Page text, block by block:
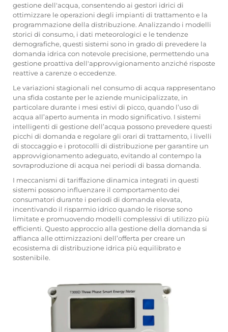
gestione dell'acqua, consentendo ai gestori idrici di
ottimizzare le operazioni degli impianti di trattamento e la
programmazione della distribuzione. Analizzando i modelli
storici di consumo, i dati meteorologici e le tendenze
demografiche, questi sistemi sono in grado di prevedere la
domanda idrica con notevole precisione, permettendo una
gestione proattiva dell'approvvigionamento anziché risposte
reattive a carenze o eccedenze.
Le variazioni stagionali nel consumo di acqua rappresentano
una sfida costante per le aziende municipalizzate, in
particolare durante i mesi estivi di picco, quando l’uso di
acqua all’aperto aumenta in modo significativo. I sistemi
intelligenti di gestione dell’acqua possono prevedere questi
picchi di domanda e regolare gli orari di trattamento, i livelli
di stoccaggio e i protocolli di distribuzione per garantire un
approvvigionamento adeguato, evitando al contempo la
sovraproduzione di acqua nei periodi di bassa domanda.
I meccanismi di tariffazione dinamica integrati in questi
sistemi possono influenzare il comportamento dei
consumatori durante i periodi di domanda elevata,
incentivando il risparmio idrico quando le risorse sono
limitate e promuovendo modelli complessivi di utilizzo più
efficienti. Questo approccio alla gestione della domanda si
affianca alle ottimizzazioni dell’offerta per creare un
ecosistema di distribuzione idrica più equilibrato e
sostenibile.